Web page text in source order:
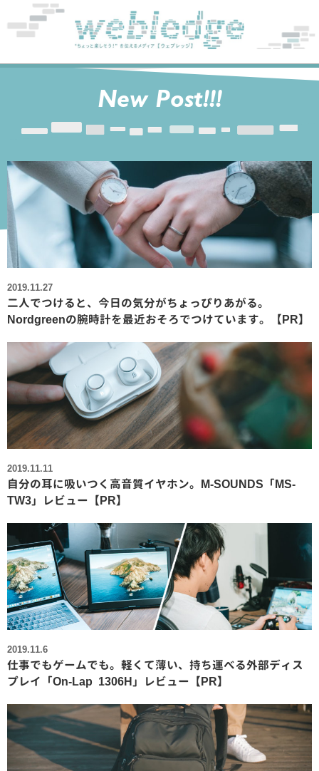
New Post!!!
2019.11.27
二人でつけると、今日の気分がちょっぴりあがる。
Nordgreenの腕時計を最近おそろでつけています。【PR】
2019.11.11
自分の耳に吸いつく高音質イヤホン。M-SOUNDS「MS-
TW3」レビュー【PR】
2019.11.6
仕事でもゲームでも。軽くて薄い、持ち運べる外部ディス
プレイ「On-Lap 1306H」レビュー【PR】